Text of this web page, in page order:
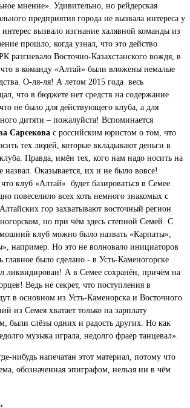
мнение». Удивительно, но рейдерская
предприятия города не вызвала интереса у
вызвало изгнание халявной команды из
прошло, когда узнал, что это действо
разгневало Восточно-Казахстанского вождя, в
в команду «Алтай» были вложены немалые
О-ля-ля! А летом 2015 года весь
что в бюджете нет средств на содержание
не было для действующего клуба, а для
дитяти – пожалуйста! Вспоминается
Сарсекова с российским юристом о том, что
тех людей, которые вкладывают деньги в
Правда, имён тех, кого нам надо носить на
назвал. Оказывается, их и не было вовсе!
клуб «Алтай» будет базироваться в Семее.
повеселило всех хоть немного знакомых с
гор захватывают восточный регион
но при чём здесь степной Семей. С
клуб можно было назвать «Карпаты»,
например. Но это не волновало инициаторов
главное было сделано - в Усть-Каменогорске
ликвидирован! А в Семее сохранён, причём на
Ведь не секрет, что поступления в
в основном из Усть-Каменорска и Восточного
из Семея хватает только на зарплату
были слёзы одних и радость других. Но как
музыка играла, недолго фраер танцевал».
нибудь напечатан этот материал, потому что
обозначенная эпиграфом, нельзя ни в чём